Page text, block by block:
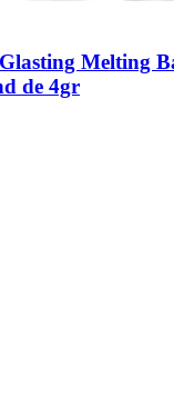
Melting
de 4gr